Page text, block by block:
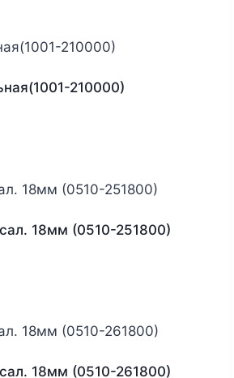
210000)
18мм (0510-251800)
18мм (0510-261800)